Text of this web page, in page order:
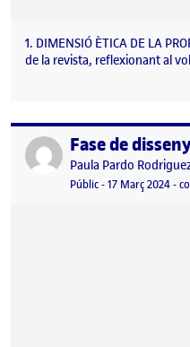
1. DIMENSIÓ ÈTICA DE LA
de la revista, reflexionant al
Publicat perFase de
Publicat per
Paula Pardo
Visibilitat:
Públic-Data de
17 Març 20244-